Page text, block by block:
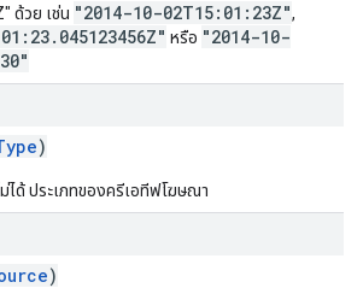
ด้วย เช่น "2014-10-02T15:01:23Z",
หรือ "2014-10-
)
ได้ ประเภทของครีเอทีฟโฆษณา
)